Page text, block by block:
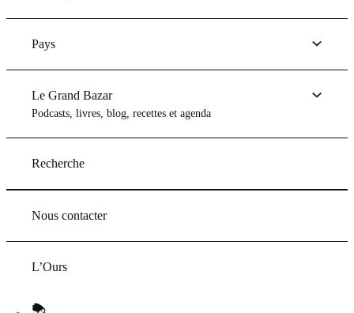
Pays
Le Grand Bazar
Podcasts, livres, blog, recettes et agenda
Recherche
Nous contacter
L’Ours